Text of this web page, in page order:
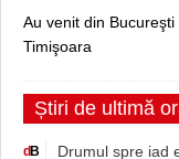
Au venit din
Timişoara
Știri de ultimă
dB
Drumul spre iad